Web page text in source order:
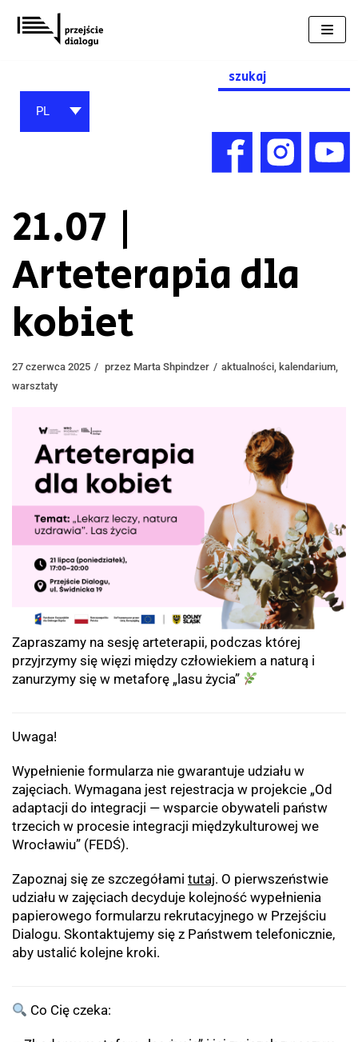
Przejdź
do
Search
for:
PL
21.07 |
Arteterapia dla
kobiet
27 czerwca 2025 przez Marta Shpindzer aktualności kalendarium
warsztaty
Zapraszamy na sesję arteterapii, podczas której
przyjrzymy się więzi między człowiekiem a naturą i
zanurzymy się w metaforę „lasu życia”
Uwaga!
Wypełnienie formularza nie gwarantuje udziału w
zajęciach. Wymagana jest rejestracja w projekcie „Od
adaptacji do integracji — wsparcie obywateli państw
trzecich w procesie integracji międzykulturowej we
Wrocławiu” (FEDŚ).
Zapoznaj się ze szczegółami tutaj. O pierwszeństwie
udziału w zajęciach decyduje kolejność wypełnienia
papierowego formularzu rekrutacyjnego w Przejściu
Dialogu. Skontaktujemy się z Państwem telefonicznie,
aby ustalić kolejne kroki.
Co Cię czeka: